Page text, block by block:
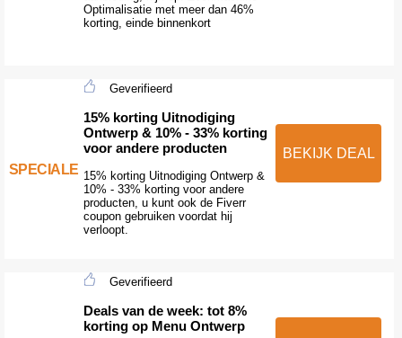
Optimalisatie met meer dan 46%
korting, einde binnenkort
SPECIALE
Geverifieerd
15% korting Uitnodiging
Ontwerp & 10% - 33% korting
voor andere producten
15% korting Uitnodiging Ontwerp &
10% - 33% korting voor andere
producten, u kunt ook de Fiverr
coupon gebruiken voordat hij
verloopt.
BEKIJK DEAL
Geverifieerd
Deals van de week: tot 8%
korting op Menu Ontwerp